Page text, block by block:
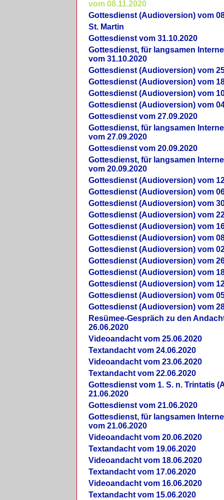
vom 08.11.2020
Gottesdienst (Audioversion) vom
St. Martin
Gottesdienst vom 31.10.2020
Gottesdienst, für langsamen
vom 31.10.2020
Gottesdienst (Audioversion) vom
Gottesdienst (Audioversion) vom
Gottesdienst (Audioversion) vom
Gottesdienst (Audioversion) vom
Gottesdienst vom 27.09.2020
Gottesdienst, für langsamen
vom 27.09.2020
Gottesdienst vom 20.09.2020
Gottesdienst, für langsamen
vom 20.09.2020
Gottesdienst (Audioversion) vom
Gottesdienst (Audioversion) vom
Gottesdienst (Audioversion) vom
Gottesdienst (Audioversion) vom
Gottesdienst (Audioversion) vom
Gottesdienst (Audioversion) vom
Gottesdienst (Audioversion) vom
Gottesdienst (Audioversion) vom
Gottesdienst (Audioversion) vom
Gottesdienst (Audioversion) vom
Gottesdienst (Audioversion) vom
Gottesdienst (Audioversion) vom
Re­sü­mee-Gespräch zu den
26.06.2020
Videoandacht vom 25.06.2020
Textandacht vom 24.06.2020
Videoandacht vom 23.06.2020
Textandacht vom 22.06.2020
Gottesdienst vom 1. S. n. Trintatis
21.06.2020
Gottesdienst vom 21.06.2020
Gottesdienst, für langsamen
vom 21.06.2020
Videoandacht vom 20.06.2020
Textandacht vom 19.06.2020
Videoandacht vom 18.06.2020
Textandacht vom 17.06.2020
Videoandacht vom 16.06.2020
Textandacht vom 15.06.2020